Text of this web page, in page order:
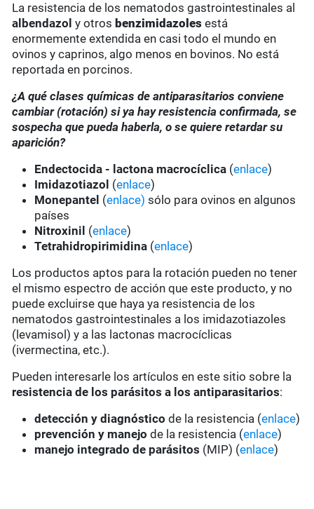
La resistencia de los nematodos gastrointestinales al
albendazol y otros benzimidazoles está
enormemente extendida en casi todo el mundo en
ovinos y caprinos, algo menos en bovinos. No está
reportada en porcinos.
¿A qué clases químicas de antiparasitarios conviene
cambiar (rotación) si ya hay resistencia confirmada, se
sospecha que pueda haberla, o se quiere retardar su
aparición?
Endectocida - lactona macrocíclica (enlace)
Imidazotiazol (enlace)
Monepantel (enlace) sólo para ovinos en algunos
países
Nitroxinil (enlace)
Tetrahidropirimidina (enlace)
Los productos aptos para la rotación pueden no tener
el mismo espectro de acción que este producto, y no
puede excluirse que haya ya resistencia de los
nematodos gastrointestinales a los imidazotiazoles
(levamisol) y a las lactonas macrocíclicas
(ivermectina, etc.).
Pueden interesarle los artículos en este sitio sobre la
resistencia de los parásitos a los antiparasitarios:
detección y diagnóstico de la resistencia (enlace)
prevención y manejo de la resistencia (enlace)
manejo integrado de parásitos (MIP) (enlace)